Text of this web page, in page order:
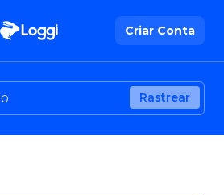
Criar Conta
Rastrear